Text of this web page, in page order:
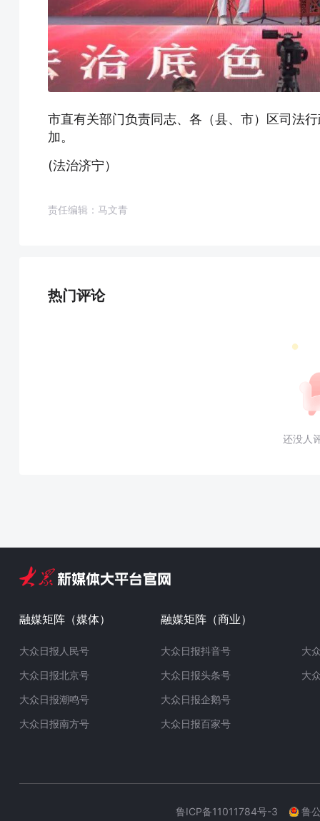
市直有关部门负责同志、各（县、市）区司法
加。
(法治济宁）
责任编辑：马文青
热门评论
还没人
融媒矩阵（媒体）
大众日报人民号
大众日报北京号
大众日报潮鸣号
大众日报南方号
融媒矩阵（商业）
大众日报抖音号
大众日报头条号
大众日报企鹅号
大众日报百家号
大
大
鲁ICP备11011784号-3 鲁